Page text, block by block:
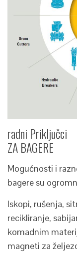
radni Priključci
ZA BAGERE
Mogućnosti i
bagere su
Iskopi, rušenja,
recikliranje,
komadnim
magneti za